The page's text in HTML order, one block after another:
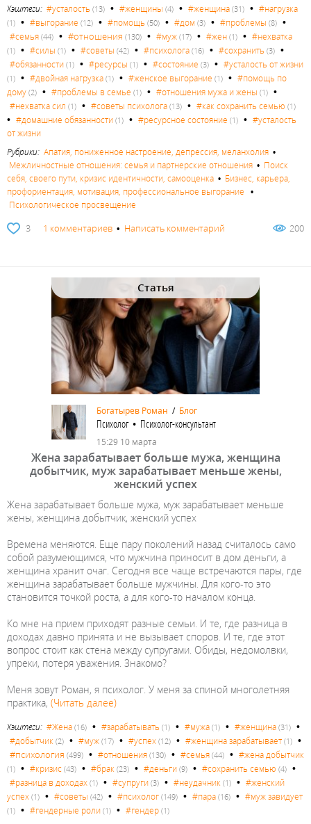
Хэштеги: #усталость (13) • #женщины (4) • #женщина (31) • #нагрузка
(1) • #выгорание (12) • #помощь (50) • #дом (3) • #проблемы (8) •
#семья (44) • #отношения (130) • #муж (17) • #жен (1) • #нехватка
(1) • #силы (1) • #советы (42) • #психолога (16) • #сохранить (3) •
#обязанности (1) • #ресурсы (1) • #состояние (3) • #усталость от жизни
(1) • #двойная нагрузка (1) • #женское выгорание (1) • #помощь по
дому (2) • #проблемы в семье (1) • #отношения мужа и жены (1) •
#нехватка сил (1) • #советы психолога (13) • #как сохранить семью (1)
• #домашние обязанности (1) • #ресурсное состояние (1) • #усталость
от жизни
Рубрики: Апатия, пониженное настроение, депрессия, меланхолия •
Межличностные отношения: семья и партнерские отношения • Поиск
себя, своего пути, кризис идентичности, самооценка • Бизнес, карьера,
профориентация, мотивация, профессиональное выгорание •
Психологическое просвещение
3 1 комментариев • Написать комментарий 200
Статья
Богатырев Роман / Блог
Психолог • Психолог-консультант
15:29 10 марта
Жена зарабатывает больше мужа, женщина
добытчик, муж зарабатывает меньше жены,
женский успех
Жена зарабатывает больше мужа, муж зарабатывает меньше
жены, женщина добытчик, женский успех
Времена меняются. Еще пару поколений назад считалось само
собой разумеющимся, что мужчина приносит в дом деньги, а
женщина хранит очаг. Сегодня все чаще встречаются пары, где
женщина зарабатывает больше мужчины. Для кого-то это
становится точкой роста, а для кого-то началом конца.
Ко мне на прием приходят разные семьи. И те, где разница в
доходах давно принята и не вызывает споров. И те, где этот
вопрос стоит как стена между супругами. Обиды, недомолвки,
упреки, потеря уважения. Знакомо?
Меня зовут Роман, я психолог. У меня за спиной многолетняя
практика, (Читать далее)
Хэштеги: #Жена (16) • #зарабатывать (1) • #мужа (1) • #женщина (31) •
#добытчик (2) • #муж (17) • #успех (12) • #женщина зарабатывает(1) •
#психология (499) • #отношения (130) • #семья (44) • #жена добытчик
(1) • #кризис (43) • #брак (23) • #деньги (9) • #сохранить семью (4) •
#разница в доходах (1) • #супруги (3) • #неудачник (1) • #женский
успех (1) • #советы (42) • #психолог (149) • #пара (16) • #муж завидует
(1) • #гендерные роли (1) • #гендер (1)